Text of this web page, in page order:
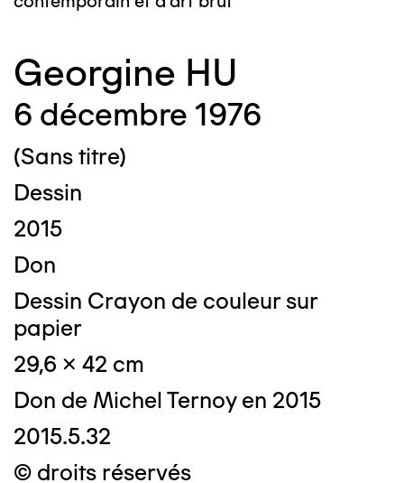
Georgine HU
6 décembre 1976
(Sans titre)
Dessin
2015
Don
Dessin Crayon de couleur sur
papier
29,6 x 42 cm
Don de Michel Ternoy en 2015
2015.5.32
© droits réservés